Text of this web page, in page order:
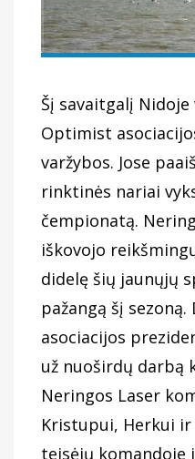
Šį savaitgalį
Optimist
varžybos. Jose
rinktinės nariai
čempionatą.
iškovojo
didelę šių jaunųjų
pažangą šį sezoną.
asociacijos
už nuoširdų darbą
Neringos Laser
Kristupui, Herkui
teisėjų komandoje